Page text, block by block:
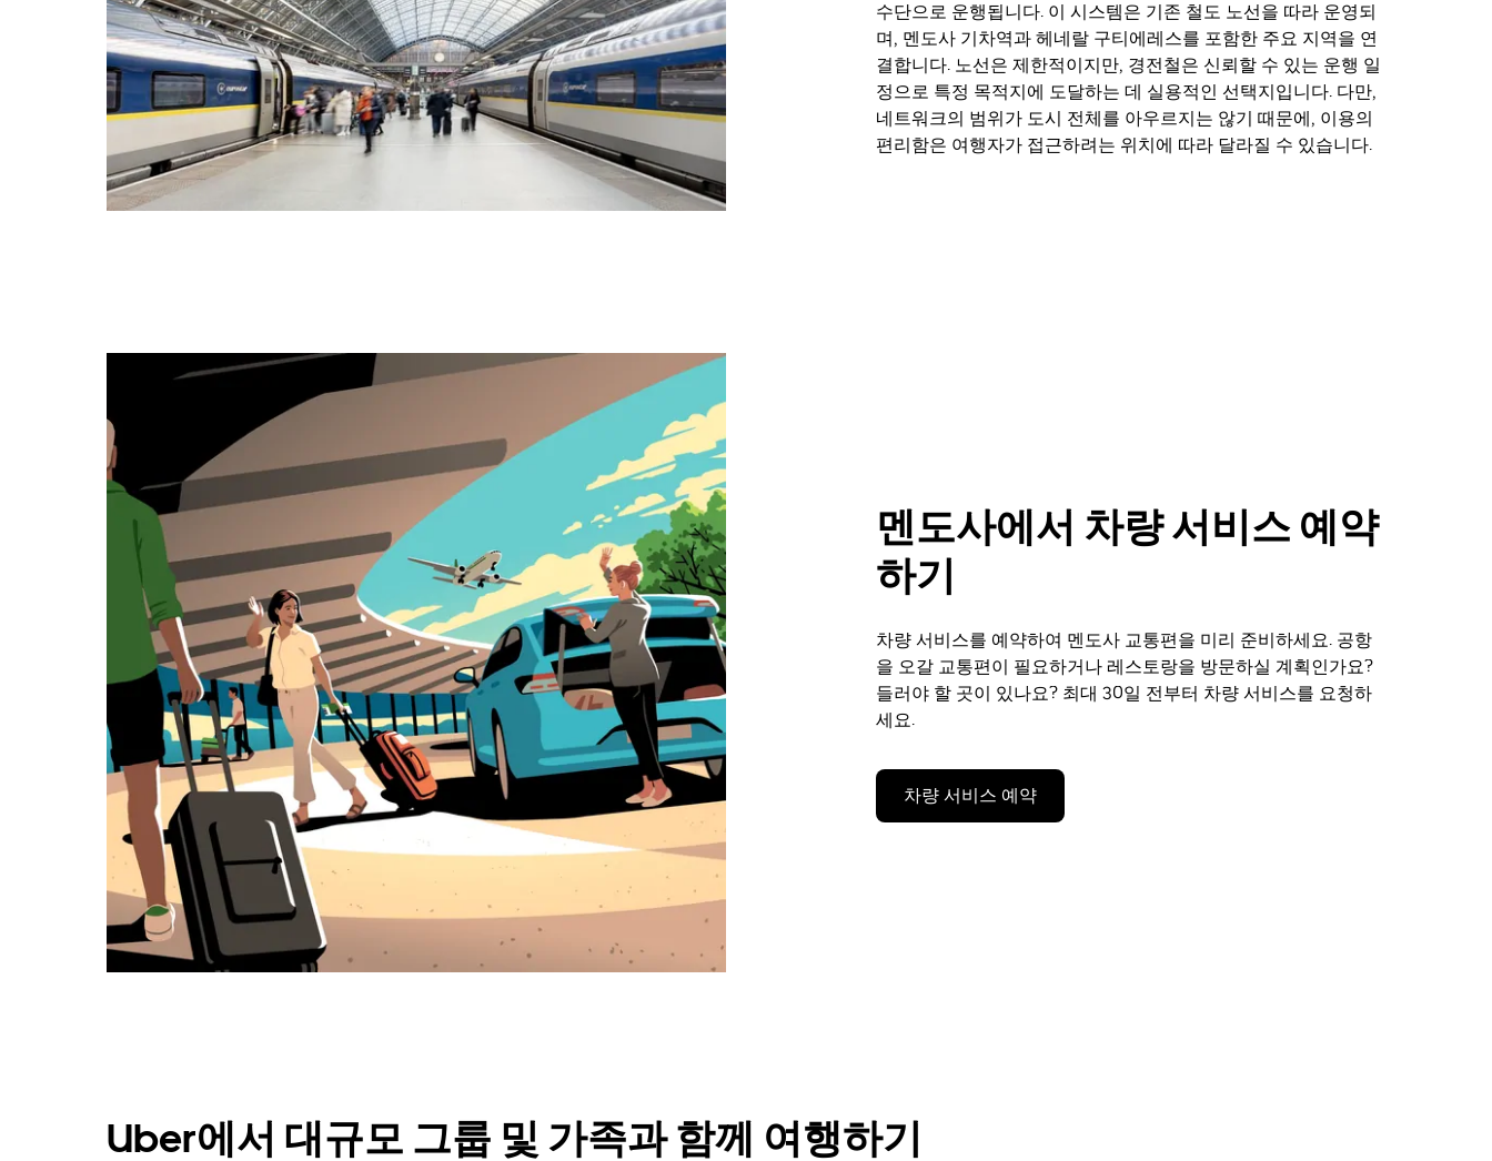
수단으로 운행됩니다. 이 시스템은 기존 철도 노선을 따라 운영되
며, 멘도사 기차역과 헤네랄 구티에레스를 포함한 주요 지역을 연
결합니다. 노선은 제한적이지만, 경전철은 신뢰할 수 있는 운행 일
정으로 특정 목적지에 도달하는 데 실용적인 선택지입니다. 다만,
네트워크의 범위가 도시 전체를 아우르지는 않기 때문에, 이용의
편리함은 여행자가 접근하려는 위치에 따라 달라질 수 있습니다.
멘도사에서 차량 서비스 예약
하기
차량 서비스를 예약하여 멘도사 교통편을 미리 준비하세요. 공항
을 오갈 교통편이 필요하거나 레스토랑을 방문하실 계획인가요?
들러야 할 곳이 있나요? 최대 30일 전부터 차량 서비스를 요청하
세요.
차량 서비스 예약
Uber에서 대규모 그룹 및 가족과 함께 여행하기